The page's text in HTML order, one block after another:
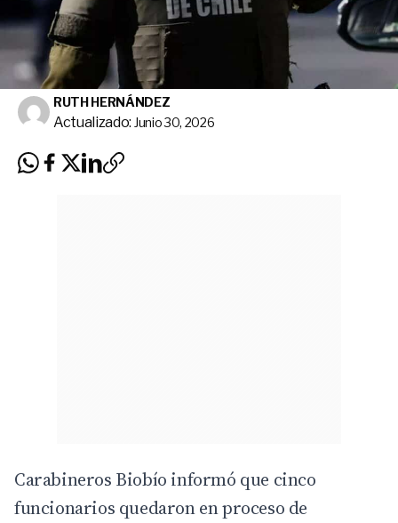
RUTH HERNÁNDEZ
Actualizado: Junio 30, 2026
Carabineros Biobío informó que cinco
funcionarios quedaron en proceso de